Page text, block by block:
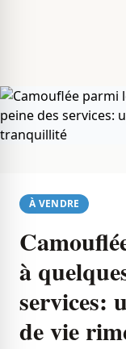
À VENDRE
à
services:
de vie